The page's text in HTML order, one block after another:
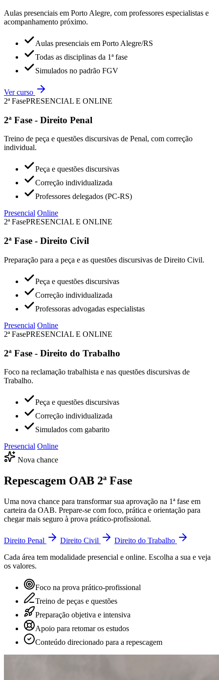
Aulas presenciais em Porto Alegre, com professores especialistas e
acompanhamento próximo.
Aulas presenciais em Porto Alegre/RS
Todas as disciplinas da 1ª fase
Simulados no padrão FGV
Ver curso
2ª FasePRESENCIAL E ONLINE
2ª Fase - Direito Penal
Treino de peça e questões discursivas de Penal, com correção
individual.
Peça e questões discursivas
Correção individualizada
Professores delegados (PC-RS)
Presencial Online
2ª FasePRESENCIAL E ONLINE
2ª Fase - Direito Civil
Preparação para a peça e as questões discursivas de Direito Civil.
Peça e questões discursivas
Correção individualizada
Professoras advogadas especialistas
Presencial Online
2ª FasePRESENCIAL E ONLINE
2ª Fase - Direito do Trabalho
Foco na reclamação trabalhista e nas questões discursivas de
Trabalho.
Peça e questões discursivas
Correção individualizada
Simulados com gabarito
Presencial Online
Nova chance
Repescagem OAB 2ª Fase
Uma nova chance para transformar sua aprovação na 1ª fase em
carteira da OAB. Prepare-se com foco, prática e orientação para
chegar mais seguro à prova prático-profissional.
Direito Penal Direito Civil
Direito do Trabalho
Cada área tem modalidade presencial e online. Escolha a sua e veja
os valores.
Foco na prova prático-profissional
Treino de peças e questões
Preparação objetiva e intensiva
Apoio para retomar os estudos
Conteúdo direcionado para a repescagem